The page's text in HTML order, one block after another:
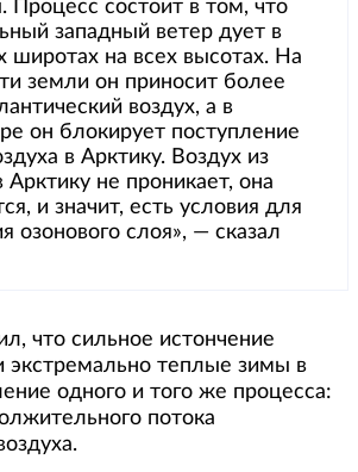
Процесс состоит в том, что
западный ветер дует в
широтах на всех высотах. На
земли он приносит более
воздух, а в
он блокирует поступление
в Арктику. Воздух из
Арктику не проникает, она
и значит, есть условия для
озонового слоя», — сказал
что сильное истончение
экстремально теплые зимы в
одного и того же процесса:
потока